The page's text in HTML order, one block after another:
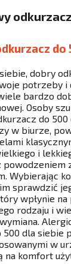
do
dobry
potrzeby i
bardzo
Osoby
do 500
w biurze,
i
powodzeniem
Wybierając
sprawdzić
wpłynie na
rodzaju i
500 dla siebie
w
na komfort